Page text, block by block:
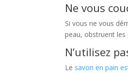
Ne vous
Si vous ne vous
peau, obstruent
N’utilisez
Le savon en pain